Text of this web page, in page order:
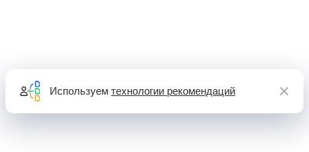
Используем технологии рекомендаций